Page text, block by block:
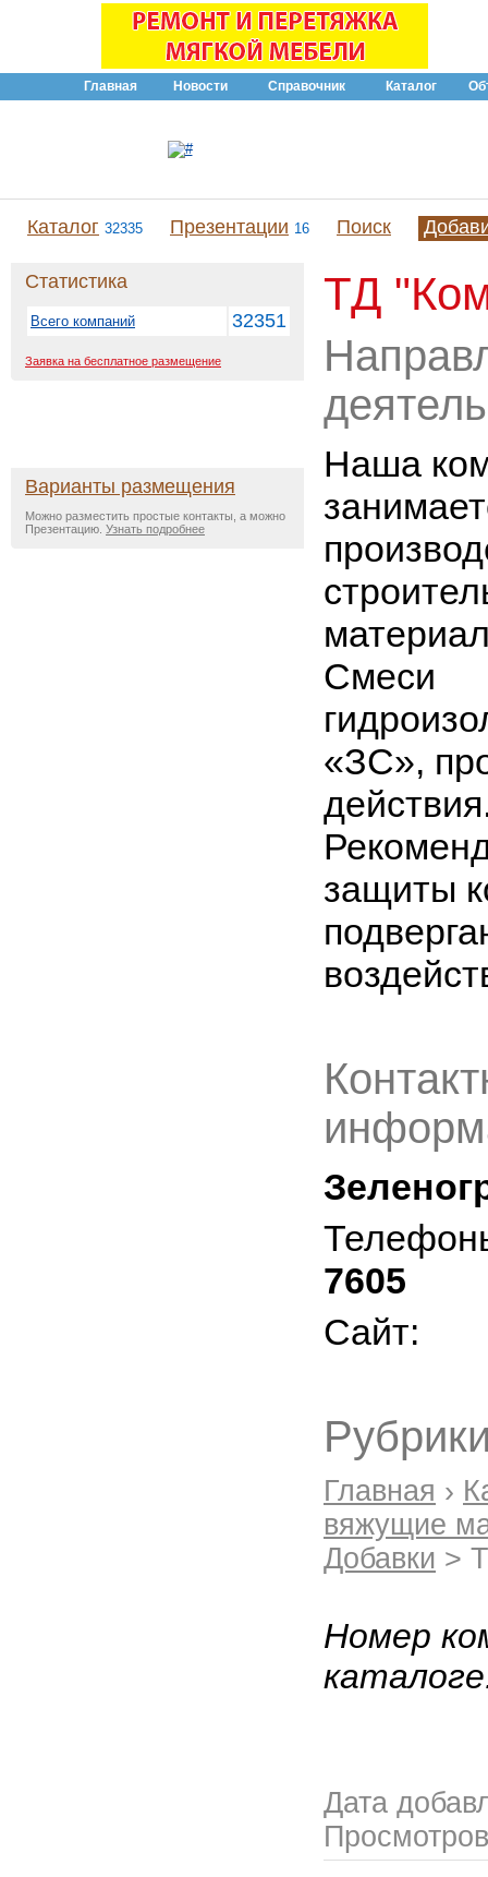
Главная Новости Справочник Каталог
Каталог 32335 Презентации 16 Поиск
Статистика
Всего компаний 32351
Заявка на бесплатное размещение
Варианты размещения
Можно разместить простые контакты, а можно
Презентацию. Узнать подробнее
ТД
Наша
Смеси
«ЗС»,
защиты
7605
Сайт:
Главная ›
вяжущие
Добавки >
Номер
Дата